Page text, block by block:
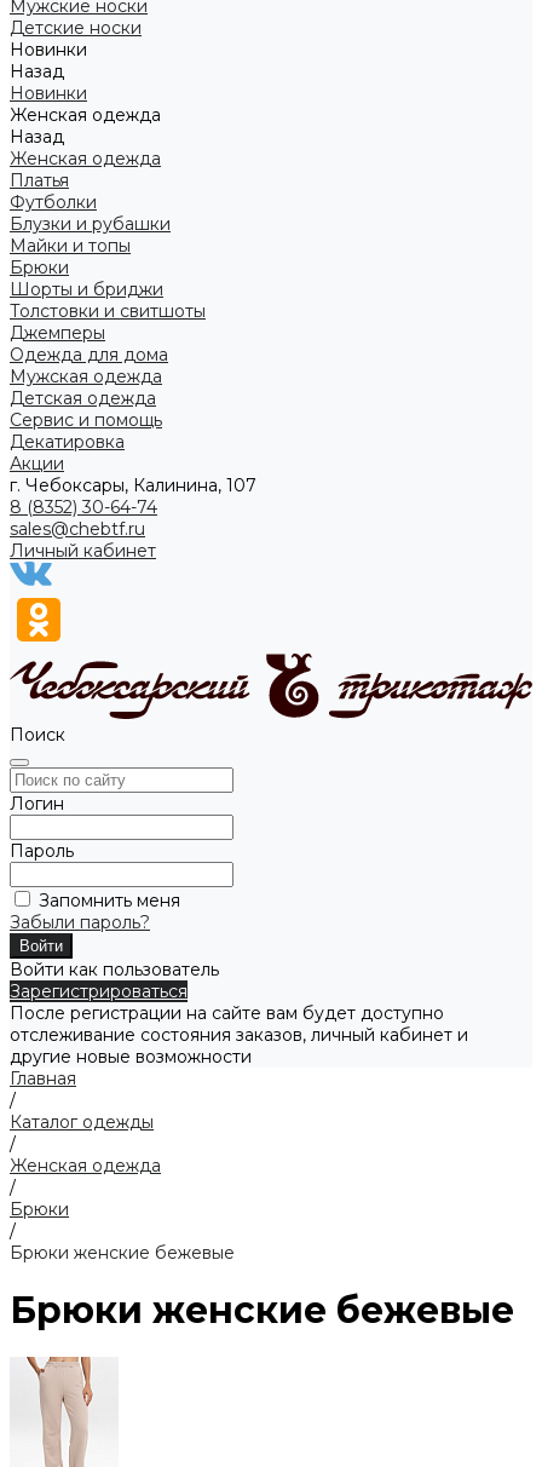
Мужские носки
Детские носки
Новинки
Назад
Новинки
Женская одежда
Назад
Женская одежда
Платья
Футболки
Блузки и рубашки
Майки и топы
Брюки
Шорты и бриджи
Толстовки и свитшоты
Джемперы
Одежда для дома
Мужская одежда
Детская одежда
Сервис и помощь
Декатировка
Акции
г. Чебоксары, Калинина, 107
8 (8352) 30-64-74
sales@chebtf.ru
Личный кабинет
Поиск
Логин
Пароль
Запомнить меня
Забыли пароль?
Войти как пользователь
Зарегистрироваться
После регистрации на сайте вам будет доступно
отслеживание состояния заказов, личный кабинет и
другие новые возможности
Главная
/
Каталог одежды
/
Женская одежда
/
Брюки
/
Брюки женские бежевые
Брюки женские бежевые